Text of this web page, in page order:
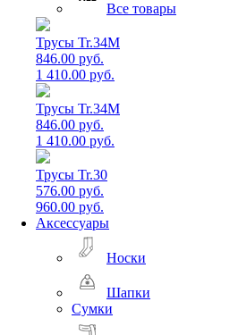
Все товары
Трусы Tr.34M
846.00 руб.
1 410.00 руб.
Трусы Tr.34M
846.00 руб.
1 410.00 руб.
Трусы Tr.30
576.00 руб.
960.00 руб.
Аксессуары
Носки
Шапки
Сумки